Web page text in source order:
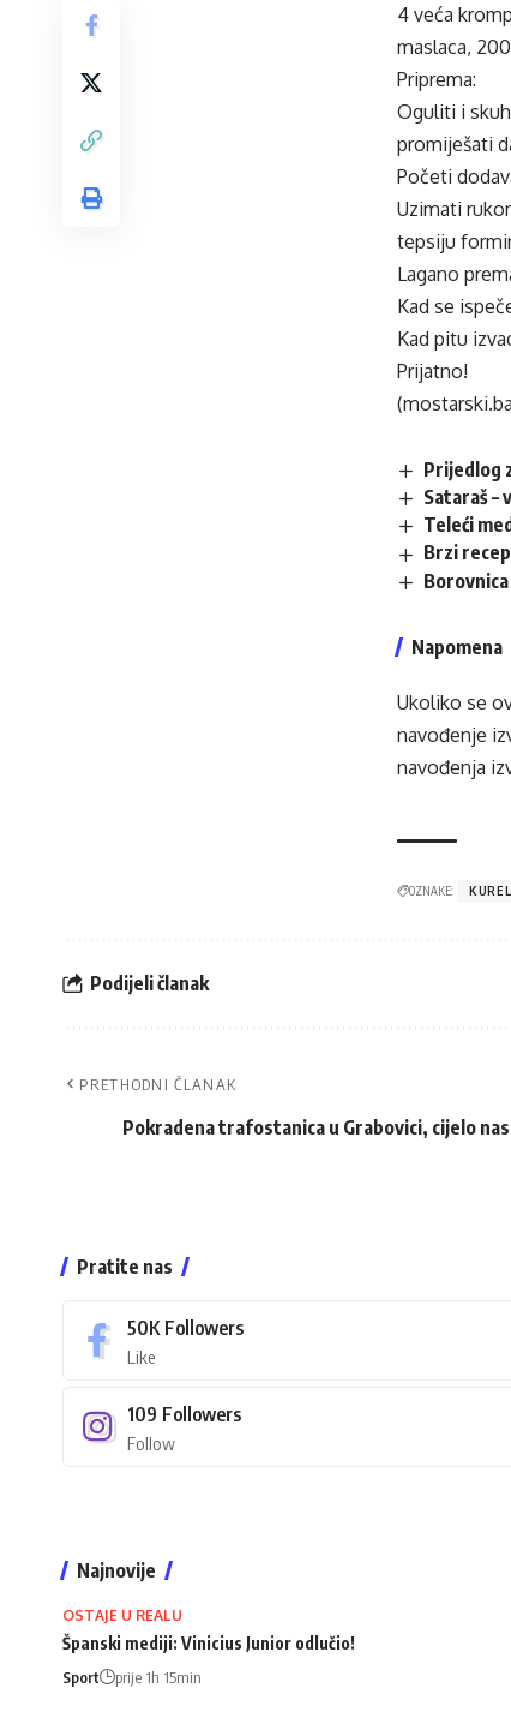
4 veća
maslaca,
Priprema:
Oguliti i
promiješati
Početi
Uzimati
tepsiju
Lagano
Kad se
Kad pitu
Prijatno!
Prijedlog
Sataraš
Teleći
Brzi
Napomena
Ukoliko se
navođenje
navođenja
OZNAKE:
Podijeli članak
PRETHODNI ČLANAK
Pokradena trafostanica u Grabovici, cijelo
Pratite nas
50K Followers
Like
109 Followers
Follow
Najnovije
OSTAJE U REALU
Španski mediji: Vinicius Junior odlučio!
Sport prije 1h 15min